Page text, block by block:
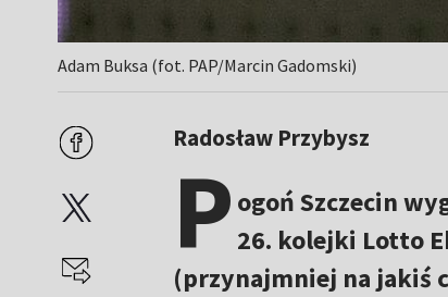
Adam Buksa (fot. PAP/Marcin Gadomski)
Radosław Przybysz
P ogoń Szczecin
26. kolejki Lotto
(przynajmniej na jakiś